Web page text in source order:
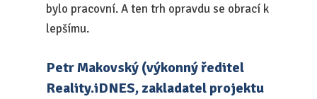
bylo pracovní. A ten trh opravdu se obrací k
lepšímu.
Petr Makovský (výkonný ředitel
Reality.iDNES, zakladatel projektu